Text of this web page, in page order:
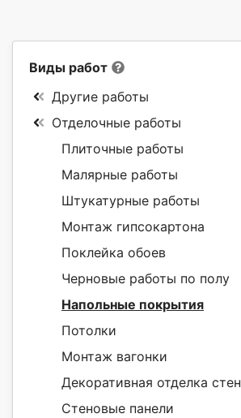
Виды работ
Другие работы
Отделочные работы
Плиточные работы
Малярные работы
Штукатурные работы
Монтаж гипсокартона
Поклейка обоев
Черновые работы по полу
Напольные покрытия
Потолки
Монтаж вагонки
Декоративная отделка стен
Стеновые панели